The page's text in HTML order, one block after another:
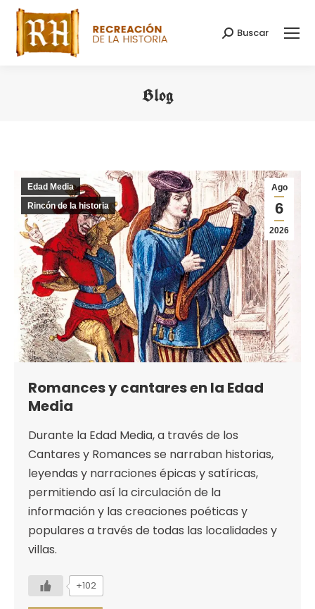
Buscar:
Buscar
Blog
Ago
6
2026
Edad Media
Rincón de la historia
Romances y cantares en la Edad
Media
Durante la Edad Media, a través de los
Cantares y Romances se narraban historias,
leyendas y narraciones épicas y satíricas,
permitiendo así la circulación de la
información y las creaciones poéticas y
populares a través de todas las localidades y
villas.
+102